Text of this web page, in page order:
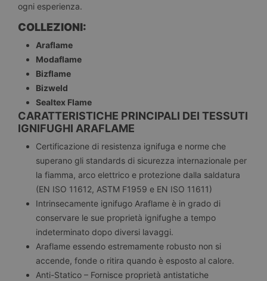
ogni esperienza.
COLLEZIONI:
Araflame
Modaflame
Bizflame
Bizweld
Sealtex Flame
CARATTERISTICHE PRINCIPALI DEI TESSUTI
IGNIFUGHI ARAFLAME
Certificazione di resistenza ignifuga e norme che
superano gli standards di sicurezza internazionale per
la fiamma, arco elettrico e protezione dalla saldatura
(EN ISO 11612, ASTM F1959 e EN ISO 11611)
Intrinsecamente ignifugo Araflame è in grado di
conservare le sue proprietà ignifughe a tempo
indeterminato dopo diversi lavaggi.
Araflame essendo estremamente robusto non si
accende, fonde o ritira quando è esposto al calore.
Anti-Statico – Fornisce proprietà antistatiche